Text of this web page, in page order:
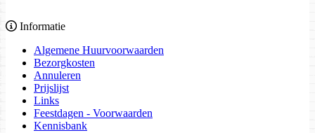
Informatie
Algemene Huurvoorwaarden
Bezorgkosten
Annuleren
Prijslijst
Links
Feestdagen - Voorwaarden
Kennisbank